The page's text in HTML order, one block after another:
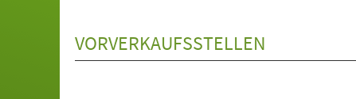
VORVERKAUFSSTELLEN